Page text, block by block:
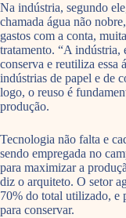
Na indústria, segundo
chamada água não
gastos com a conta,
tratamento. “A indústria,
conserva e reutiliza essa
indústrias de papel e de
logo, o reuso é
produção.
Tecnologia não falta e
sendo empregada no
para maximizar a
diz o arquiteto. O setor
70% do total utilizado, e
para conservar.